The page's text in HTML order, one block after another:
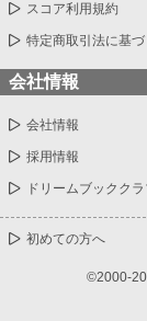
スコア利用規約
特定商取引法に基
会社情報
会社情報
採用情報
ドリームブックク
初めての方へ
©2000-